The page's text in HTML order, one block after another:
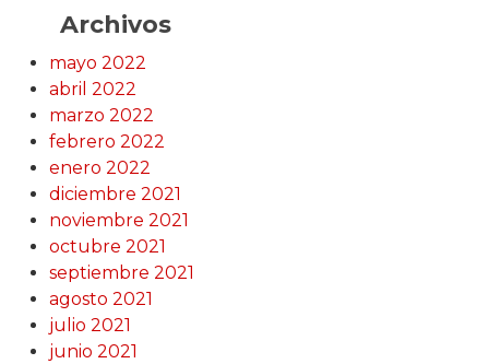
Archivos
mayo 2022
abril 2022
marzo 2022
febrero 2022
enero 2022
diciembre 2021
noviembre 2021
octubre 2021
septiembre 2021
agosto 2021
julio 2021
junio 2021